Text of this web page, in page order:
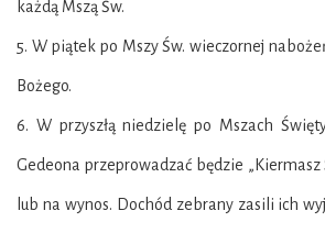
każdą Mszą Św.
5. W piątek po Mszy Św. wieczornej
Bożego.
6. W przyszłą niedzielę po Mszach
Gedeona przeprowadzać będzie „Kiermasz
lub na wynos. Dochód zebrany zasili ich